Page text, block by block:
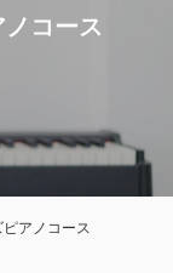
コース
アノコース